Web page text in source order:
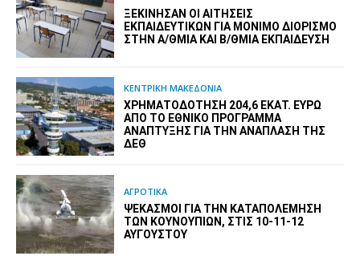
ΞΕΚΊΝΗΣΑΝ ΟΙ ΑΙΤΉΣΕΙΣ
ΕΚΠΑΙΔΕΥΤΙΚΏΝ ΓΙΑ ΜΌΝΙΜΟ ΔΙΟΡΙΣΜΌ
ΣΤΗΝ Α/ΘΜΙΑ ΚΑΙ Β/ΘΜΙΑ ΕΚΠΑΊΔΕΥΣΗ
ΚΕΝΤΡΙΚΗ ΜΑΚΕΔΟΝΙΑ
ΧΡΗΜΑΤΟΔΌΤΗΣΗ 204,6 ΕΚΑΤ. ΕΥΡΏ
ΑΠΌ ΤΟ ΕΘΝΙΚΌ ΠΡΌΓΡΑΜΜΑ
ΑΝΆΠΤΥΞΗΣ ΓΙΑ ΤΗΝ ΑΝΆΠΛΑΣΗ ΤΗΣ
ΔΕΘ
ΑΓΡΟΤΙΚΑ
ΨΕΚΑΣΜΟΊ ΓΙΑ ΤΗΝ ΚΑΤΑΠΟΛΈΜΗΣΗ
ΤΩΝ ΚΟΥΝΟΥΠΙΏΝ, ΣΤΙΣ 10-11-12
ΑΥΓΟΎΣΤΟΥ